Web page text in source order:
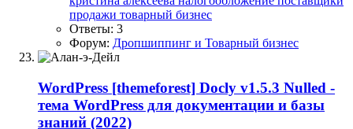
продажи товарный бизнес
Ответы: 3
Форум: Дропшиппинг и Товарный бизнес
WordPress [themeforest] Docly v1.5.3 Nulled -
тема WordPress для документации и базы
знаний (2022)